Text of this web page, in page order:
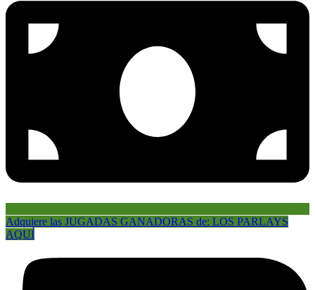
Adquiere las JUGADAS GANADORAS de: LOS PARLAYS
AQUÍ